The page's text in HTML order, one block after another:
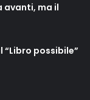
avanti, ma il
possibile”